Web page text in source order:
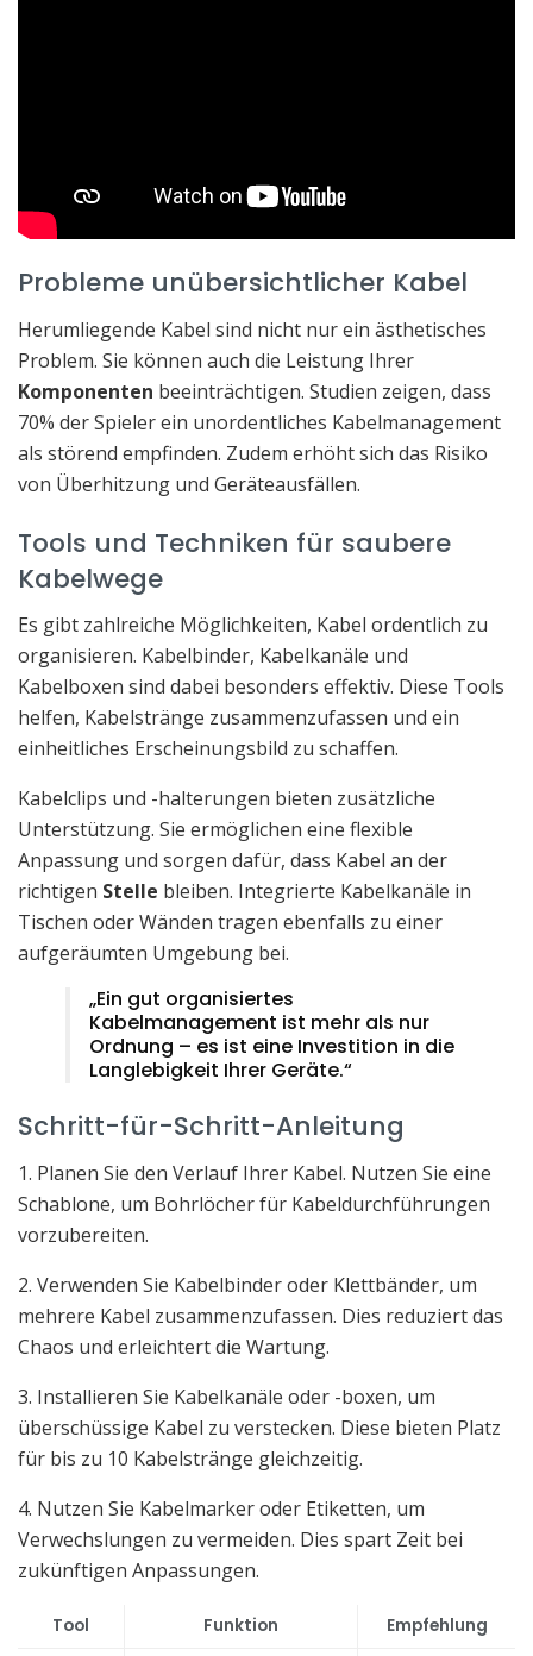
Probleme unübersichtlicher Kabel
Herumliegende Kabel sind nicht nur ein ästhetisches
Problem. Sie können auch die Leistung Ihrer
Komponenten beeinträchtigen. Studien zeigen, dass
70% der Spieler ein unordentliches Kabelmanagement
als störend empfinden. Zudem erhöht sich das Risiko
von Überhitzung und Geräteausfällen.
Tools und Techniken für saubere
Kabelwege
Es gibt zahlreiche Möglichkeiten, Kabel ordentlich zu
organisieren. Kabelbinder, Kabelkanäle und
Kabelboxen sind dabei besonders effektiv. Diese Tools
helfen, Kabelstränge zusammenzufassen und ein
einheitliches Erscheinungsbild zu schaffen.
Kabelclips und -halterungen bieten zusätzliche
Unterstützung. Sie ermöglichen eine flexible
Anpassung und sorgen dafür, dass Kabel an der
richtigen Stelle bleiben. Integrierte Kabelkanäle in
Tischen oder Wänden tragen ebenfalls zu einer
aufgeräumten Umgebung bei.
„Ein gut organisiertes
Kabelmanagement ist mehr als nur
Ordnung – es ist eine Investition in die
Langlebigkeit Ihrer Geräte.“
Schritt-für-Schritt-Anleitung
1. Planen Sie den Verlauf Ihrer Kabel. Nutzen Sie eine
Schablone, um Bohrlöcher für Kabeldurchführungen
vorzubereiten.
2. Verwenden Sie Kabelbinder oder Klettbänder, um
mehrere Kabel zusammenzufassen. Dies reduziert das
Chaos und erleichtert die Wartung.
3. Installieren Sie Kabelkanäle oder -boxen, um
überschüssige Kabel zu verstecken. Diese bieten Platz
für bis zu 10 Kabelstränge gleichzeitig.
4. Nutzen Sie Kabelmarker oder Etiketten, um
Verwechslungen zu vermeiden. Dies spart Zeit bei
zukünftigen Anpassungen.
Tool Funktion
Empfehlung